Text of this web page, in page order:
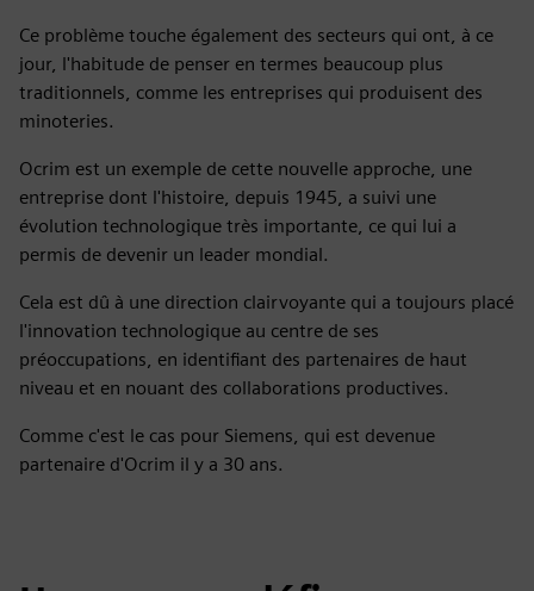
Ce problème touche également des secteurs qui ont, à ce
jour, l'habitude de penser en termes beaucoup plus
traditionnels, comme les entreprises qui produisent des
minoteries.
Ocrim est un exemple de cette nouvelle approche, une
entreprise dont l'histoire, depuis 1945, a suivi une
évolution technologique très importante, ce qui lui a
permis de devenir un leader mondial.
Cela est dû à une direction clairvoyante qui a toujours placé
l'innovation technologique au centre de ses
préoccupations, en identifiant des partenaires de haut
niveau et en nouant des collaborations productives.
Comme c'est le cas pour Siemens, qui est devenue
partenaire d'Ocrim il y a 30 ans.